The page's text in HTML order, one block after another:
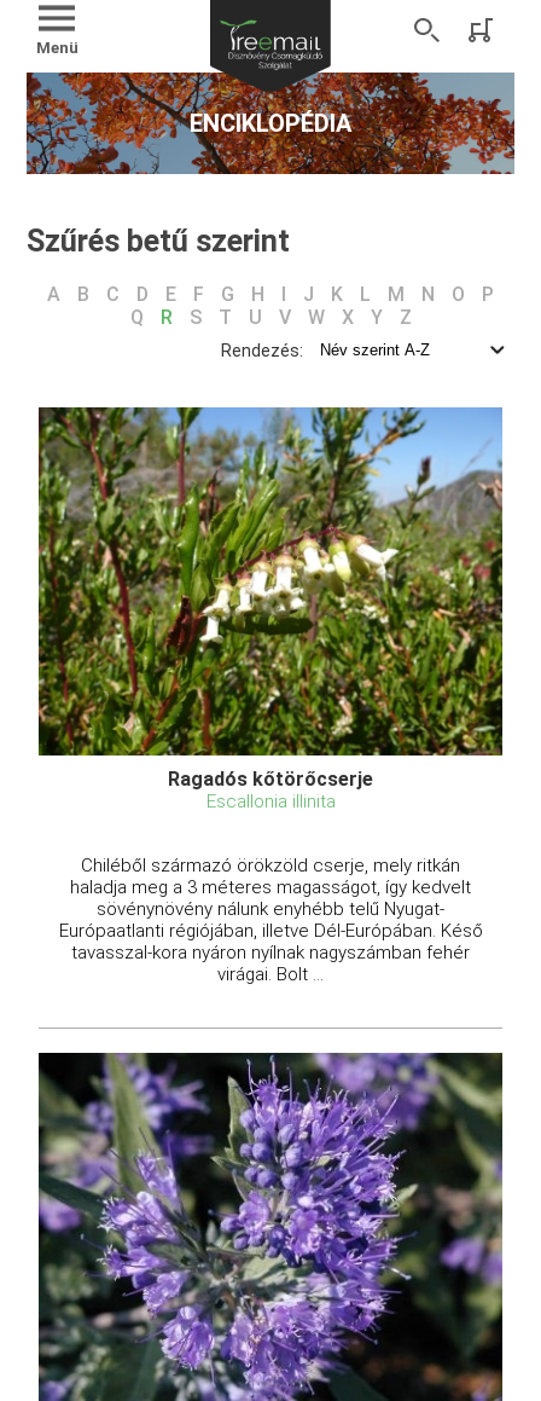
Menü
ENCIKLOPÉDIA
Szűrés betű szerint
A B C D E F G H J K L M N O
P
Q
R S T U V W X Y Z
Rendezés:
Ragadós kőtörőcserje
Escallonia illinita
Chiléből származó örökzöld cserje, mely ritkán
haladja meg a 3 méteres magasságot, így kedvelt
sövénynövény nálunk enyhébb telű Nyugat-
Európaatlanti régiójában, illetve Dél-Európában. Késő
tavasszal-kora nyáron nyílnak nagyszámban fehér
virágai. Bolt ...